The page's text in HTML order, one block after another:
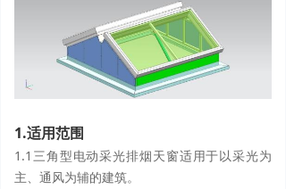
1.适用范围
1.1三角型电动采光排烟天窗适用于以采光为
主、通风为辅的建筑。